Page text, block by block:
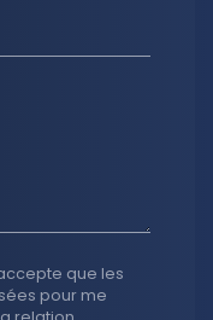
que les
pour me